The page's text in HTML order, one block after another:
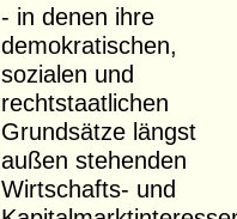
- in denen ihre
demokratischen,
sozialen und
rechtstaatlichen
Grundsätze längst
außen stehenden
Wirtschafts- und